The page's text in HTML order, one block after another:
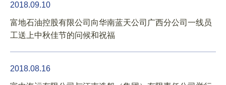
2018.09.10
富地石油控股有限公司向华南蓝天公司广西分公司一线员
工送上中秋佳节的问候和祝福
2018.08.16